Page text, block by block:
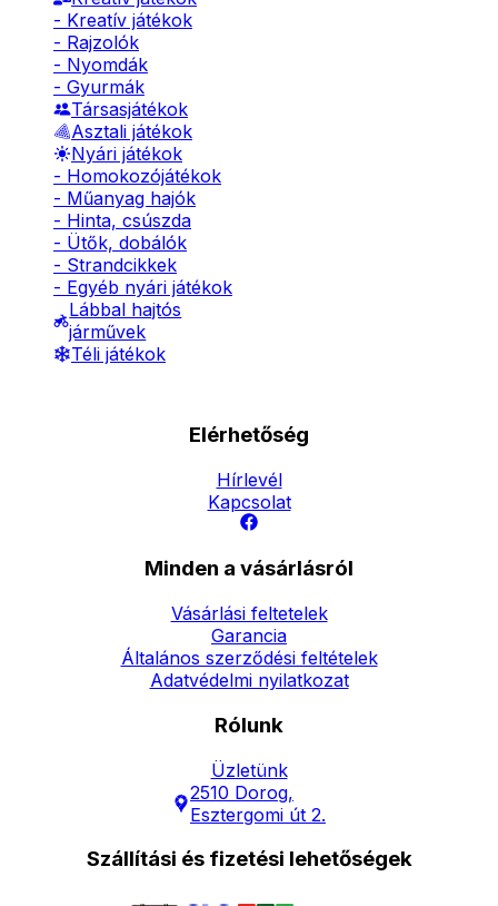
- Kreatív játékok
- Rajzolók
- Nyomdák
- Gyurmák
Társasjátékok
Asztali játékok
Nyári játékok
- Homokozójátékok
- Műanyag hajók
- Hinta, csúszda
- Ütők, dobálók
- Strandcikkek
- Egyéb nyári játékok
Lábbal hajtós
járművek
Téli játékok
Elérhetőség
Hírlevél
Kapcsolat
Minden a vásárlásról
Vásárlási feltetelek
Garancia
Általános szerződési feltételek
Adatvédelmi nyilatkozat
Rólunk
Üzletünk
2510 Dorog,
Esztergomi út 2.
Szállítási és fizetési lehetőségek